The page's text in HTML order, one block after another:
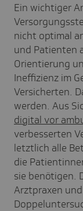
Ein wichtiger
nicht optimal
und Patienten
Orientierung
Ineffizienz im
Versicherten.
werden. Aus
digital vor
verbesserten
letztlich alle
die
sie benötigen.
Arztpraxen